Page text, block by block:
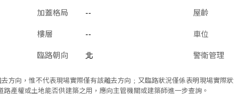
加蓋格局 -- 屋齡
樓層 -- 車位
臨路朝向 北 警衛管理
方向，惟不代表現場實際僅有該離去方向﹔又臨路狀況僅係表明現場實際
產權或土地能否供建築之用，應向主管機關或建築師進一步查詢。